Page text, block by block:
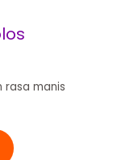
rasa manis